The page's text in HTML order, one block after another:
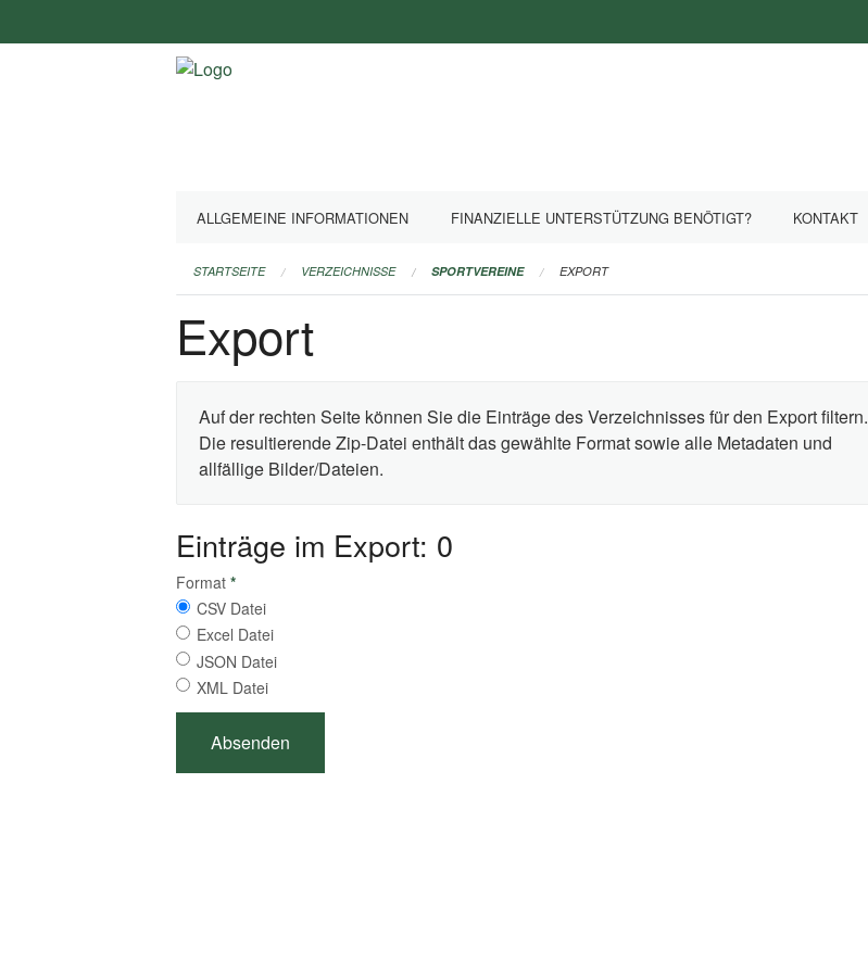
überspringen
ALLGEMEINE INFORMATIONEN FINANZIELLE UNTERSTÜTZUNG BENÖTIGT? KONTAKT
STARTSEITE VERZEICHNISSE SPORTVEREINE EXPORT
Export
Auf der rechten Seite können Sie die Einträge des Verzeichnisses für den Export filtern.
Die resultierende Zip-Datei enthält das gewählte Format sowie alle Metadaten und
allfällige Bilder/Dateien.
Einträge im Export: 0
Format *
CSV Datei
Excel Datei
JSON Datei
XML Datei